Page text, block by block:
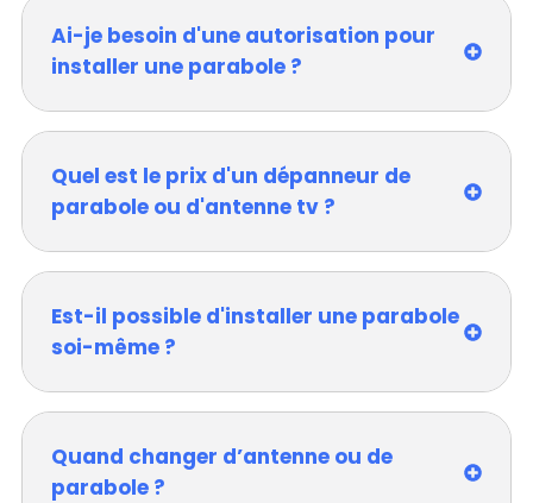
Ai-je besoin d'une autorisation pour
installer une parabole ?
Quel est le prix d'un dépanneur de
parabole ou d'antenne tv ?
Est-il possible d'installer une parabole
soi-même ?
Quand changer d’antenne ou de
parabole ?